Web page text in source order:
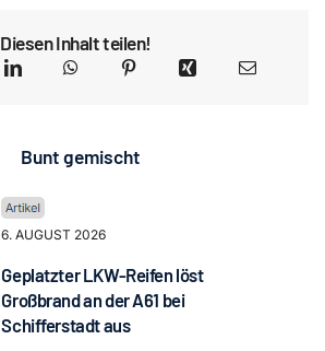
Diesen Inhalt teilen!
Bunt gemischt
6. AUGUST 2026
Geplatzter LKW-Reifen löst
Großbrand an der A61 bei
Schifferstadt aus